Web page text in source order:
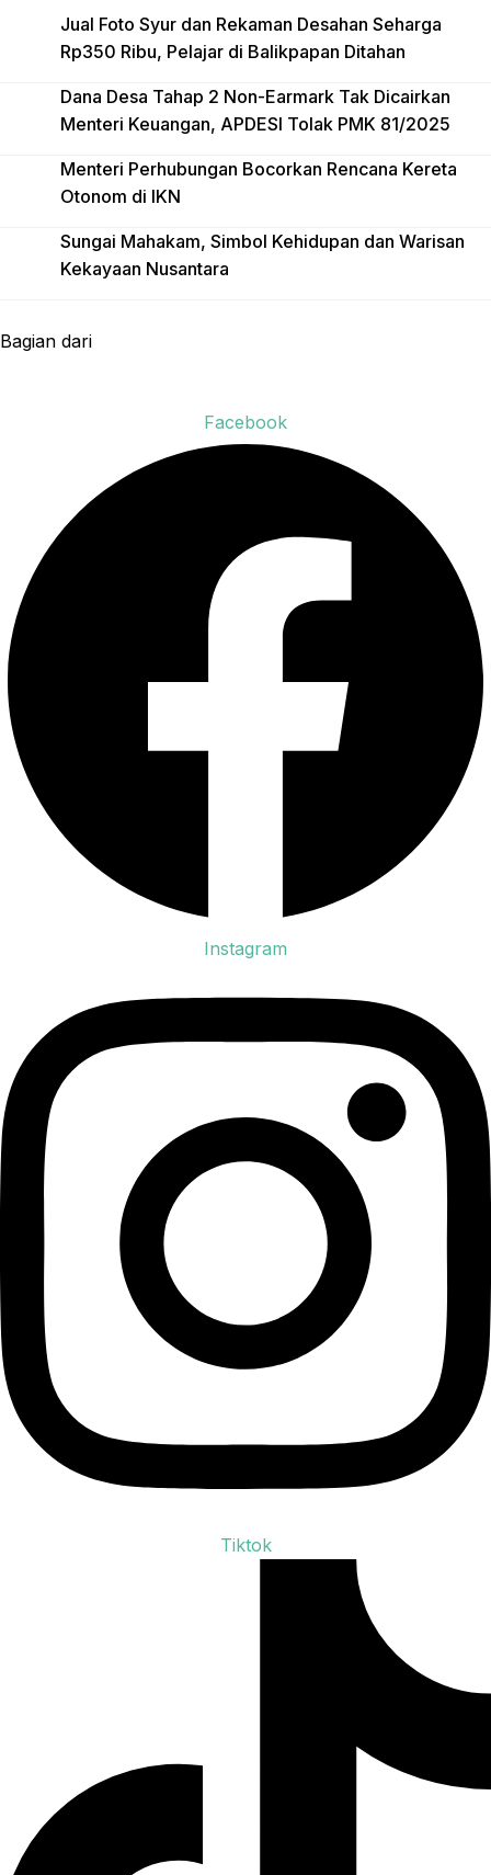
Jual Foto Syur dan Rekaman Desahan Seharga
Rp350 Ribu, Pelajar di Balikpapan Ditahan
Dana Desa Tahap 2 Non-Earmark Tak Dicairkan
Menteri Keuangan, APDESI Tolak PMK 81/2025
Menteri Perhubungan Bocorkan Rencana Kereta
Otonom di IKN
Sungai Mahakam, Simbol Kehidupan dan Warisan
Kekayaan Nusantara
Bagian dari
Facebook
Instagram
Tiktok